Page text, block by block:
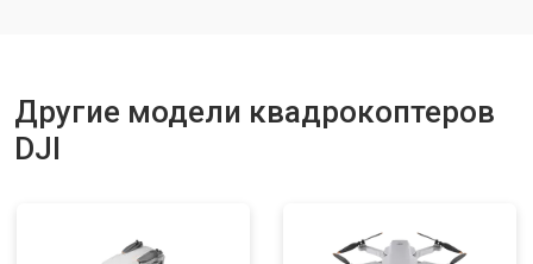
Другие модели квадрокоптеров
DJI